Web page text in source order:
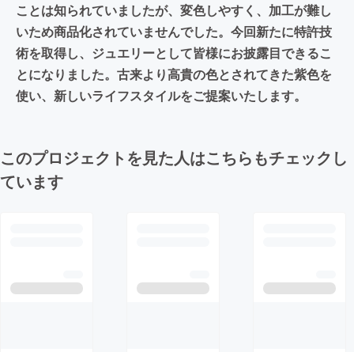
ことは知られていましたが、変色しやすく、加工が難し
いため商品化されていませんでした。今回新たに特許技
術を取得し、ジュエリーとして皆様にお披露目できるこ
とになりました。古来より高貴の色とされてきた紫色を
使い、新しいライフスタイルをご提案いたします。
このプロジェクトを見た人はこちらもチェックし
ています